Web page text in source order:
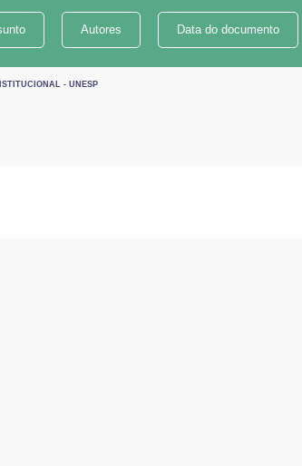
Autores Data do documento
- UNESP